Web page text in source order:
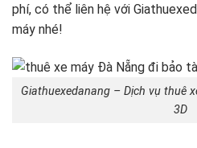
phí, có thể liên hệ với
máy nhé!
Giathuexedanang – Dịch vụ thuê
3D